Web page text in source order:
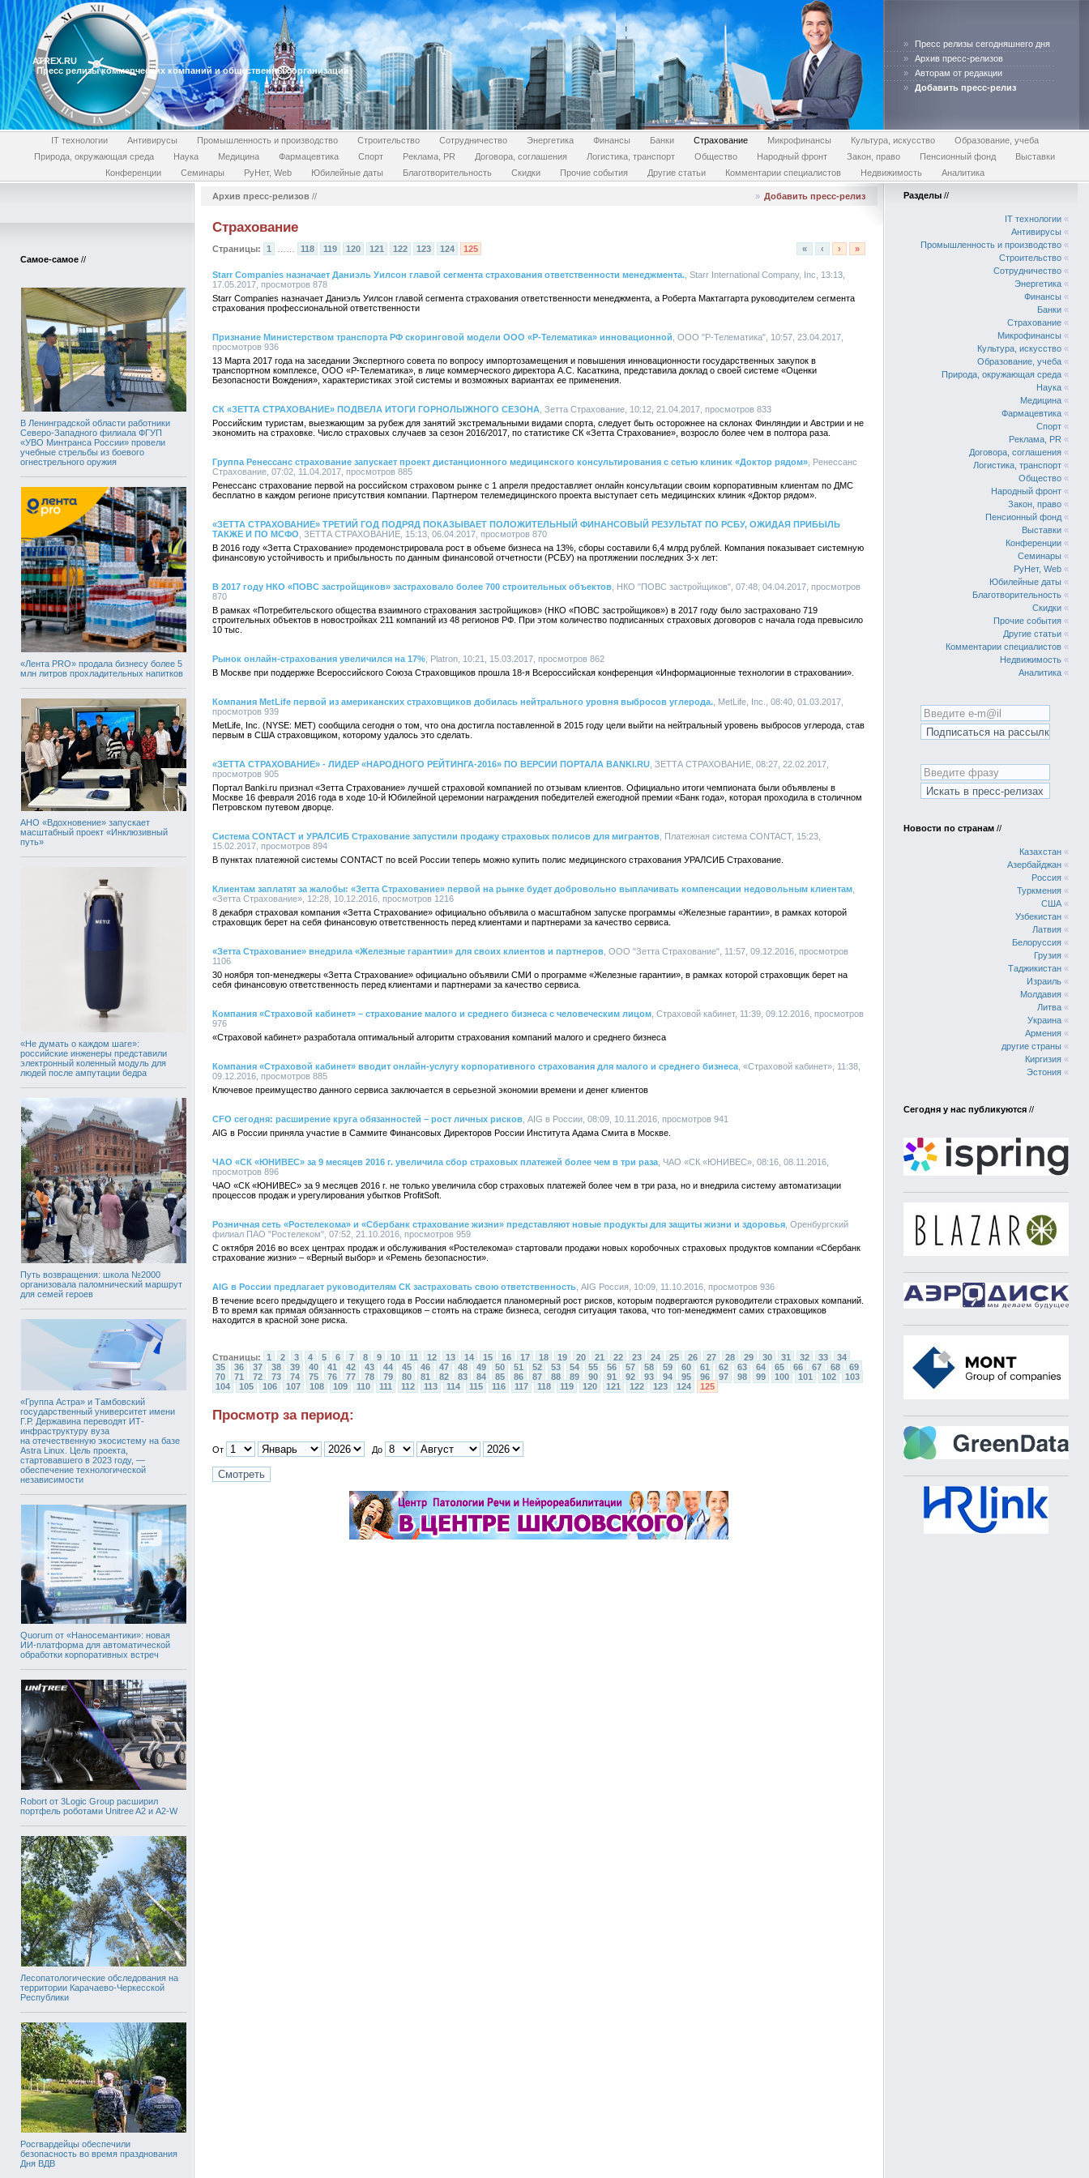
ATREX.RU
Пресс релизы коммерческих компаний и общественных организаций
»
Пресс релизы сегодняшнего дня
»
Архив пресс-релизов
»
Авторам от редакции
»
Добавить пресс-релиз
IT технологии Антивирусы Промышленность и производство Строительство Сотрудничество Энергетика Финансы Банки Страхование Микрофинансы Культура, искусство
Образование, учеба
Природа, окружающая среда
Наука Медицина Фармацевтика Спорт Реклама, PR Договора, соглашения Логистика, транспорт Общество Народный фронт Закон, право Пенсионный фонд
Выставки
Конференции
Семинары РуНет, Web Юбилейные даты Благотворительность Скидки Прочие события Другие статьи Комментарии специалистов Недвижимость Аналитика
Самое-самое //
В Ленинградской области работники
Северо-Западного филиала ФГУП
«УВО Минтранса России» провели
учебные стрельбы из боевого
огнестрельного оружия
«Лента PRO» продала бизнесу более 5
млн литров прохладительных напитков
АНО «Вдохновение» запускает
масштабный проект «Инклюзивный
путь»
«Не думать о каждом шаге»:
российские инженеры представили
электронный коленный модуль для
людей после ампутации бедра
Путь возвращения: школа №2000
организовала паломнический маршрут
для семей героев
«Группа Астра» и Тамбовский
государственный университет имени
Г.Р. Державина переводят ИТ-
инфраструктуру вуза
на отечественную экосистему на базе
Astra Linux. Цель проекта,
стартовавшего в 2023 году, —
обеспечение технологической
независимости
Quorum от «Наносемантики»: новая
ИИ-платформа для автоматической
обработки корпоративных встреч
Robort от 3Logic Group расширил
портфель роботами Unitree A2 и A2-W
Лесопатологические обследования на
территории Карачаево-Черкесской
Республики
Росгвардейцы обеспечили
безопасность во время празднования
Дня ВДВ
Архив пресс-релизов // » Добавить пресс-релиз
Страхование
Страницы: 1 118 119 120 121 122 123 124 125 « ‹ › »
Starr Companies назначает Даниэль Уилсон главой сегмента страхования ответственности менеджмента. , Starr International Company, Inc, 13:13,
17.05.2017, просмотров 878
Starr Companies назначает Даниэль Уилсон главой сегмента страхования ответственности менеджмента, а Роберта Мактаггарта руководителем сегмента
страхования профессиональной ответственности
Признание Министерством транспорта РФ скоринговой модели ООО «Р-Телематика» инновационной , ООО "Р-Телематика", 10:57, 23.04.2017,
просмотров 936
13 Марта 2017 года на заседании Экспертного совета по вопросу импортозамещения и повышения инновационности государственных закупок в
транспортном комплексе, ООО «Р-Телематика», в лице коммерческого директора А.С. Касаткина, представила доклад о своей системе «Оценки
Безопасности Вождения», характеристиках этой системы и возможных вариантах ее применения.
СК «ЗЕТТА СТРАХОВАНИЕ» ПОДВЕЛА ИТОГИ ГОРНОЛЫЖНОГО СЕЗОНА , Зетта Страхование, 10:12, 21.04.2017, просмотров 833
Российским туристам, выезжающим за рубеж для занятий экстремальными видами спорта, следует быть осторожнее на склонах Финляндии и Австрии и не
экономить на страховке. Число страховых случаев за сезон 2016/2017, по статистике СК «Зетта Страхование», возросло более чем в полтора раза.
Группа Ренессанс страхование запускает проект дистанционного медицинского консультирования с сетью клиник «Доктор рядом» , Ренессанс
Страхование, 07:02, 11.04.2017, просмотров 885
Ренессанс страхование первой на российском страховом рынке с 1 апреля предоставляет онлайн консультации своим корпоративным клиентам по ДМС
бесплатно в каждом регионе присутствия компании. Партнером телемедицинского проекта выступает сеть медицинских клиник «Доктор рядом».
«ЗЕТТА СТРАХОВАНИЕ» ТРЕТИЙ ГОД ПОДРЯД ПОКАЗЫВАЕТ ПОЛОЖИТЕЛЬНЫЙ ФИНАНСОВЫЙ РЕЗУЛЬТАТ ПО РСБУ, ОЖИДАЯ ПРИБЫЛЬ
ТАКЖЕ И ПО МСФО , ЗЕТТА СТРАХОВАНИЕ, 15:13, 06.04.2017, просмотров 870
В 2016 году «Зетта Страхование» продемонстрировала рост в объеме бизнеса на 13%, сборы составили 6,4 млрд рублей. Компания показывает системную
финансовую устойчивость и прибыльность по данным финансовой отчетности (РСБУ) на протяжении последних 3-х лет:
В 2017 году НКО «ПОВС застройщиков» застраховало более 700 строительных объектов , НКО "ПОВС застройщиков", 07:48, 04.04.2017, просмотров
870
В рамках «Потребительского общества взаимного страхования застройщиков» (НКО «ПОВС застройщиков») в 2017 году было застраховано 719
строительных объектов в новостройках 211 компаний из 48 регионов РФ. При этом количество подписанных страховых договоров с начала года превысило
10 тыс.
Рынок онлайн-страхования увеличился на 17% , Platron, 10:21, 15.03.2017, просмотров 862
В Москве при поддержке Всероссийского Союза Страховщиков прошла 18-я Всероссийская конференция «Информационные технологии в страховании».
Компания MetLife первой из американских страховщиков добилась нейтрального уровня выбросов углерода. , MetLife, Inc., 08:40, 01.03.2017,
просмотров 939
MetLife, Inc. (NYSE: MET) сообщила сегодня о том, что она достигла поставленной в 2015 году цели выйти на нейтральный уровень выбросов углерода, став
первым в США страховщиком, которому удалось это сделать.
«ЗЕТТА СТРАХОВАНИЕ» - ЛИДЕР «НАРОДНОГО РЕЙТИНГА-2016» ПО ВЕРСИИ ПОРТАЛА BANKI.RU , ЗЕТТА СТРАХОВАНИЕ, 08:27, 22.02.2017,
просмотров 905
Портал Banki.ru признал «Зетта Страхование» лучшей страховой компанией по отзывам клиентов. Официально итоги чемпионата были объявлены в
Москве 16 февраля 2016 года в ходе 10-й Юбилейной церемонии награждения победителей ежегодной премии «Банк года», которая проходила в столичном
Петровском путевом дворце.
Система CONTACT и УРАЛСИБ Страхование запустили продажу страховых полисов для мигрантов , Платежная система CONTACT, 15:23,
15.02.2017, просмотров 894
В пунктах платежной системы CONTACT по всей России теперь можно купить полис медицинского страхования УРАЛСИБ Страхование.
Клиентам заплатят за жалобы: «Зетта Страхование» первой на рынке будет добровольно выплачивать компенсации недовольным клиентам
«Зетта Страхование», 12:28, 10.12.2016, просмотров 1216
8 декабря страховая компания «Зетта Страхование» официально объявила о масштабном запуске программы «Железные гарантии», в рамках которой
страховщик берет на себя финансовую ответственность перед клиентами и партнерами за качество сервиса.
«Зетта Страхование» внедрила «Железные гарантии» для своих клиентов и партнеров , ООО "Зетта Страхование", 11:57, 09.12.2016, просмотров
1106
30 ноября топ-менеджеры «Зетта Страхование» официально объявили СМИ о программе «Железные гарантии», в рамках которой страховщик берет на
себя финансовую ответственность перед клиентами и партнерами за качество сервиса.
Компания «Страховой кабинет» – страхование малого и среднего бизнеса с человеческим лицом , Страховой кабинет, 11:39, 09.12.2016, просмотров
976
«Страховой кабинет» разработала оптимальный алгоритм страхования компаний малого и среднего бизнеса
Компания «Страховой кабинет» вводит онлайн-услугу корпоративного страхования для малого и среднего бизнеса , «Страховой кабинет», 11:38,
09.12.2016, просмотров 885
Ключевое преимущество данного сервиса заключается в серьезной экономии времени и денег клиентов
CFO сегодня: расширение круга обязанностей – рост личных рисков , AIG в России, 08:09, 10.11.2016, просмотров 941
AIG в России приняла участие в Саммите Финансовых Директоров России Института Адама Смита в Москве.
ЧАО «СК «ЮНИВЕС» за 9 месяцев 2016 г. увеличила сбор страховых платежей более чем в три раза , ЧАО «СК «ЮНИВЕС», 08:16, 08.11.2016,
просмотров 896
ЧАО «СК «ЮНИВЕС» за 9 месяцев 2016 г. не только увеличила сбор страховых платежей более чем в три раза, но и внедрила систему автоматизации
процессов продаж и урегулирования убытков ProfitSoft.
Розничная сеть «Ростелекома» и «Сбербанк страхование жизни» представляют новые продукты для защиты жизни и здоровья , Оренбургский
филиал ПАО "Ростелеком", 07:52, 21.10.2016, просмотров 959
С октября 2016 во всех центрах продаж и обслуживания «Ростелекома» стартовали продажи новых коробочных страховых продуктов компании «Сбербанк
страхование жизни» – «Верный выбор» и «Ремень безопасности».
AIG в России предлагает руководителям СК застраховать свою ответственность , AIG Россия, 10:09, 11.10.2016, просмотров 936
В течение всего предыдущего и текущего года в России наблюдается планомерный рост рисков, которым подвергаются руководители страховых компаний.
В то время как прямая обязанность страховщиков – стоять на страже бизнеса, сегодня ситуация такова, что топ-менеджмент самих страховщиков
находится в красной зоне риска.
Страницы: 1 2 3 4 5 6 7 8 9 10 11 12 13 14 15 16 17 18 19 20 21 22 23 24 25 26 27 28 29 30 31 32 33
34
35
36 37 38 39 40 41 42 43 44 45 46 47 48 49 50 51 52 53 54 55 56 57 58 59 60 61 62 63 64 65 66 67 68
69
70
71 72 73 74 75 76 77 78 79 80 81 82 83 84 85 86 87 88 89 90 91 92 93 94 95 96 97 98 99 100 101 102
103
104
105 106 107 108 109 110 111 112 113 114 115 116 117 118 119 120 121 122 123 124 125
Просмотр за период:
От До
Разделы //
IT технологии «
Антивирусы «
Промышленность и производство «
Строительство «
Сотрудничество «
Энергетика «
Финансы «
Банки «
Страхование «
Микрофинансы «
Культура, искусство «
Образование, учеба «
Природа, окружающая среда «
Наука «
Медицина «
Фармацевтика «
Спорт «
Реклама, PR «
Договора, соглашения «
Логистика, транспорт «
Общество «
Народный фронт «
Закон, право «
Пенсионный фонд «
Выставки «
Конференции «
Семинары «
РуНет, Web «
Юбилейные даты «
Благотворительность «
Скидки «
Прочие события «
Другие статьи «
Комментарии специалистов «
Недвижимость «
Аналитика «
Новости по странам //
Казахстан «
Азербайджан «
Россия «
Туркмения «
США «
Узбекистан «
Латвия «
Белоруссия «
Грузия «
Таджикистан «
Израиль «
Молдавия «
Литва «
Украина «
Армения «
другие страны «
Киргизия «
Эстония «
Сегодня у нас публикуются //